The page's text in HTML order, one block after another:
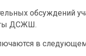
обсуждений
ДСЖШ.
в